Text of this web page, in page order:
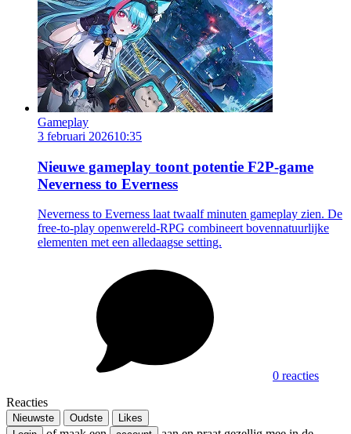
Gameplay
3 februari 202610:35
Nieuwe gameplay toont potentie F2P-game
Neverness to Everness
Neverness to Everness laat twaalf minuten gameplay zien. De
free-to-play openwereld-RPG combineert bovennatuurlijke
elementen met een alledaagse setting.
0 reacties
Reacties
Nieuwste Oudste
Likes